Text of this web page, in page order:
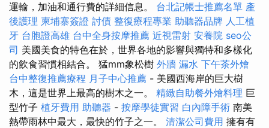
運輸，加油和通行費的詳細信息。 台北記帳士推薦名單 產
後護理 柬埔寨簽證 討債 整復療程專業 助聽器品牌 人工植
牙 台胞證高雄 台中全身按摩推薦 近視雷射 安養院 seo公
司 美國美食的特色在於，世界各地的影響與獨特和多樣化
的飲食習慣相結合。 猛mm象松樹 外牆 漏水 下午茶外燴
台中整復推薦療程 月子中心推薦 - 美國西海岸的巨大樹
木，這是世界上最高的樹木之一。 精緻自助餐外燴料理 巨
型竹子 植牙費用 助聽器 - 按摩學徒實習 白內障手術 南美
熱帶雨林中最大，最快的竹子之一。 清潔公司費用 擁有有